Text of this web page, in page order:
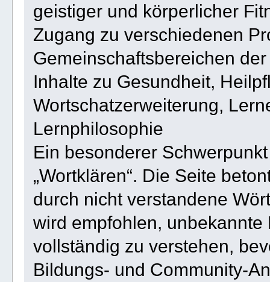
geistiger und körperlicher
Zugang zu verschiedenen
Gemeinschaftsbereichen
Inhalte zu Gesundheit,
Wortschatzerweiterung,
Lernphilosophie
Ein besonderer
„Wortklären“. Die Seite
durch nicht verstandene
wird empfohlen,
vollständig zu verstehen,
Bildungs- und Community-